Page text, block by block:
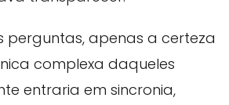
perguntas, apenas a certeza
complexa daqueles
entraria em sincronia,